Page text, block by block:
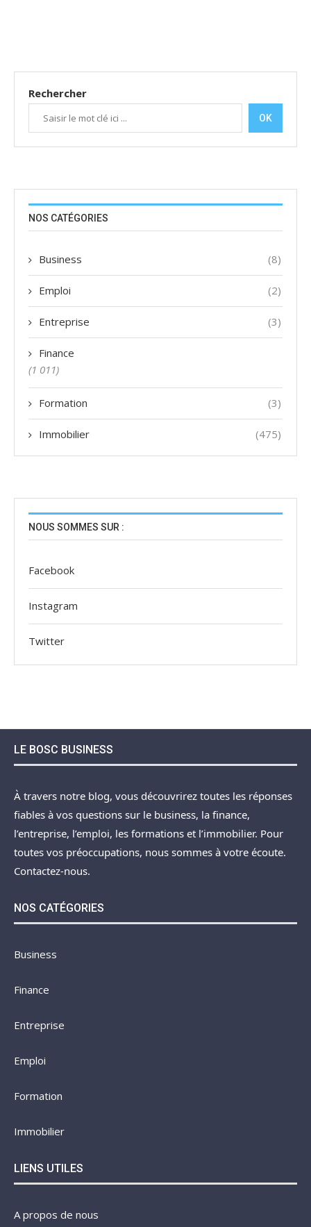
Rechercher
OK
NOS CATÉGORIES
Business (8)
Emploi (2)
Entreprise (3)
Finance
(1 011)
Formation (3)
Immobilier (475)
NOUS SOMMES SUR :
Facebook
Instagram
Twitter
LE BOSC BUSINESS
À travers notre blog, vous découvrirez toutes les réponses
fiables à vos questions sur le business, la finance,
l’entreprise, l’emploi, les formations et l’immobilier. Pour
toutes vos préoccupations, nous sommes à votre écoute.
Contactez-nous.
NOS CATÉGORIES
Business
Finance
Entreprise
Emploi
Formation
Immobilier
LIENS UTILES
A propos de nous